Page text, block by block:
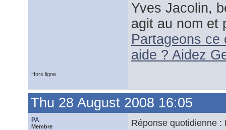
Yves Jacolin,
agit au nom et
Partageons ce
aide ? Aidez
Hors ligne
Thu 28 August 2008 16:05
PA
Membre
Réponse quotidienne :